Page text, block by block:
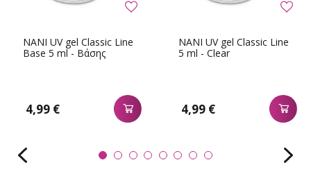
NANI UV gel Classic Line
Base 5 ml - Βάσης
4,99 €
NANI UV gel Classic Line
5 ml - Clear
4,99 €